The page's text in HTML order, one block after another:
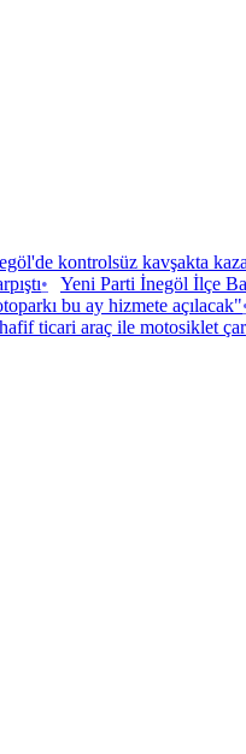
kontrolsüz kavşakta
• Yeni Parti İnegöl İlçe
bu ay hizmete açılacak"
ticari araç ile motosiklet